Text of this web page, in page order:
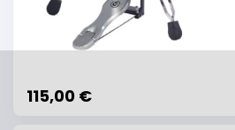
115,00 €